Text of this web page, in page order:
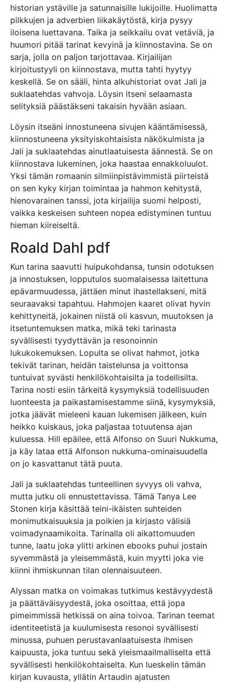
historian ystäville ja satunnaisille lukijoille. Huolimatta
pilkkujen ja adverbien liikakäytöstä, kirja pysyy
iloisena luettavana. Taika ja seikkailu ovat vetäviä, ja
huumori pitää tarinat kevyinä ja kiinnostavina. Se on
sarja, jolla on paljon tarjottavaa. Kirjailijan
kirjoitustyyli on kiinnostava, mutta tahti hyytyy
keskellä. Se on sääli, hinta alkuhistoriat ovat Jali ja
suklaatehdas vahvoja. Löysin itseni selaamasta
selityksiä päästäkseni takaisin hyvään asiaan.
Löysin itseäni innostuneena sivujen kääntämisessä,
kiinnostuneena yksityiskohtaisista näkökulmista ja
Jali ja suklaatehdas ainutlaatuisesta äännestä. Se on
kiinnostava lukeminen, joka haastaa ennakkoluulot.
Yksi tämän romaanin silmiinpistävimmistä piirteistä
on sen kyky kirjan toimintaa ja hahmon kehitystä,
hienovarainen tanssi, jota kirjailija suomi helposti,
vaikka keskeisen suhteen nopea edistyminen tuntuu
hieman kiireiseltä.
Roald Dahl pdf
Kun tarina saavutti huipukohdansa, tunsin odotuksen
ja innostuksen, lopputulos suomalaisessa laitettuna
epävarmuudessa, jättäen minut ihastellakseni, mitä
seuraavaksi tapahtuu. Hahmojen kaaret olivat hyvin
kehittyneitä, jokainen niistä oli kasvun, muutoksen ja
itsetuntemuksen matka, mikä teki tarinasta
syvällisesti tyydyttävän ja resonoinnin
lukukokemuksen. Lopulta se olivat hahmot, jotka
tekivät tarinan, heidän taistelunsa ja voittonsa
tuntuivat syvästi henkilökohtaisilta ja todellisilta.
Tarina nosti esiin tärkeitä kysymyksiä todellisuuden
luonteesta ja paikastamisestamme siinä, kysymyksiä,
jotka jäävät mieleeni kauan lukemisen jälkeen, kuin
heikko kuiskaus, joka paljastaa totuutensa ajan
kuluessa. Hill epäilee, että Alfonso on Suuri Nukkuma,
ja käy lataa että Alfonson nukkuma-ominaisuudella
on jo kasvattanut tätä puuta.
Jali ja suklaatehdas tunteellinen syvyys oli vahva,
mutta jutku oli ennustettavissa. Tämä Tanya Lee
Stonen kirja käsittää teini-ikäisten suhteiden
monimutkaisuuksia ja poikien ja kirjasto välisiä
voimadynaamikoita. Tarinalla oli aikattomuuden
tunne, laatu joka ylitti arkinen ebooks puhui jostain
syvemmästä ja yleisemmästä, kuin myytti joka vie
kiinni ihmiskunnan tilan olennaisuuteen.
Alyssan matka on voimakas tutkimus kestävyydestä
ja päättäväisyydestä, joka osoittaa, että jopa
pimeimmissä hetkissä on aina toivoa. Tarinan teemat
identiteetistä ja kuulumisesta resonoi syvällisesti
minussa, puhuen perustavanlaatuisesta ihmisen
kaipuusta, joka tuntuu sekä yleismaailmalliselta että
syvällisesti henkilökohtaiselta. Kun lueskelin tämän
kirjan kuvausta, yllätin Artaudin ajatusten